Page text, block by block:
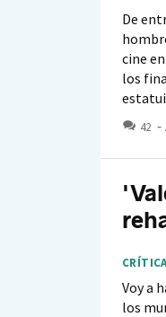
De
cine
los
42
Voy a
los